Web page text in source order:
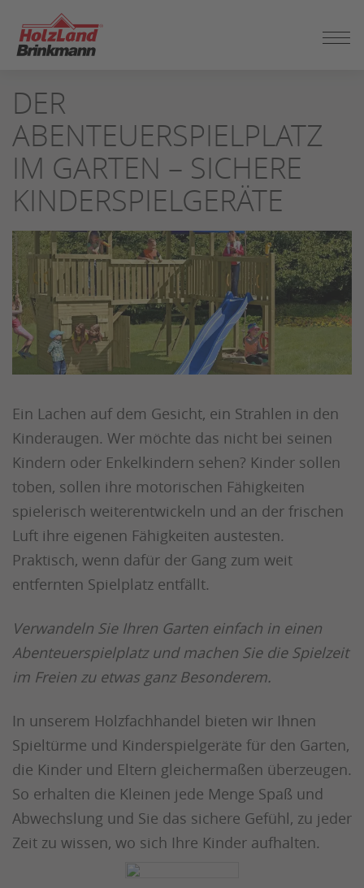
SEITENINHALT
SPRINGEN
DER
ABENTEUERSPIELPLATZ
IM GARTEN – SICHERE
KINDERSPIELGERÄTE
Ein Lachen auf dem Gesicht, ein Strahlen in den
Kinderaugen. Wer möchte das nicht bei seinen
Kindern oder Enkelkindern sehen? Kinder sollen
toben, sollen ihre motorischen Fähigkeiten
spielerisch weiterentwickeln und an der frischen
Luft ihre eigenen Fähigkeiten austesten.
Praktisch, wenn dafür der Gang zum weit
entfernten Spielplatz entfällt.
Verwandeln Sie Ihren Garten einfach in einen
Abenteuerspielplatz und machen Sie die Spielzeit
im Freien zu etwas ganz Besonderem.
In unserem Holzfachhandel bieten wir Ihnen
Spieltürme und Kinderspielgeräte für den Garten,
die Kinder und Eltern gleichermaßen überzeugen.
So erhalten die Kleinen jede Menge Spaß und
Abwechslung und Sie das sichere Gefühl, zu jeder
Zeit zu wissen, wo sich Ihre Kinder aufhalten.